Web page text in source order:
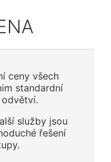
ceny všech
standardní
služby jsou
řešení